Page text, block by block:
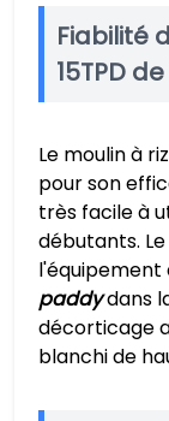
Fiabilité
15TPD
Le moulin à
pour son
très facile à
débutants.
paddydans
décorticage
blanchi de